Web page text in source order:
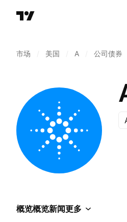
市场 美国 A 公司债券
概览概览新闻更多